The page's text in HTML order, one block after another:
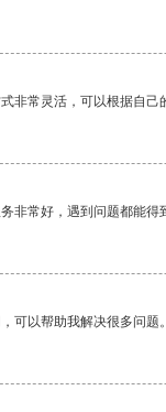
非常灵活，可以根据自己
非常好，遇到问题都能得
可以帮助我解决很多问